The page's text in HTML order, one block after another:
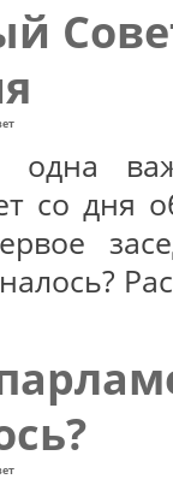
одна
со дня